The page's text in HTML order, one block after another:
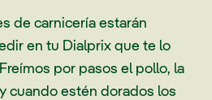
de carnicería estarán
en tu Dialprix que te lo
por pasos el pollo, la
cuando estén dorados los